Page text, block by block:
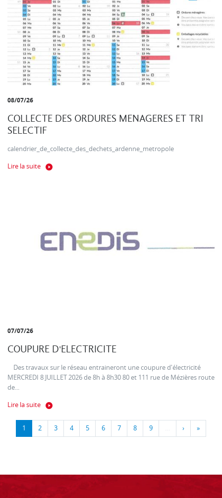
08/07/26
COLLECTE DES ORDURES MENAGERES ET TRI
SELECTIF
calendrier_de_collecte_des_dechets_ardenne_metropole
Lire la suite
07/07/26
COUPURE D'ELECTRICITE
Des travaux sur le réseau entraineront une coupure d'électricité
MERCREDI 8 JUILLET 2026 de 8h à 8h30 80 et 111 rue de Mézières route
de...
Lire la suite
1 2 3 4 5 6 7 8 9 … › »